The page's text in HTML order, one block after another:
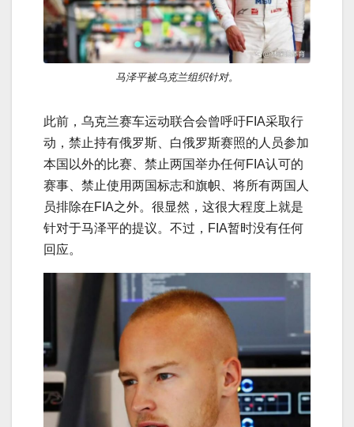
马泽平被乌克兰组织针对。
此前，乌克兰赛车运动联合会曾呼吁FIA采取行
动，禁止持有俄罗斯、白俄罗斯赛照的人员参加
本国以外的比赛、禁止两国举办任何FIA认可的
赛事、禁止使用两国标志和旗帜、将所有两国人
员排除在FIA之外。很显然，这很大程度上就是
针对于马泽平的提议。不过，FIA暂时没有任何
回应。